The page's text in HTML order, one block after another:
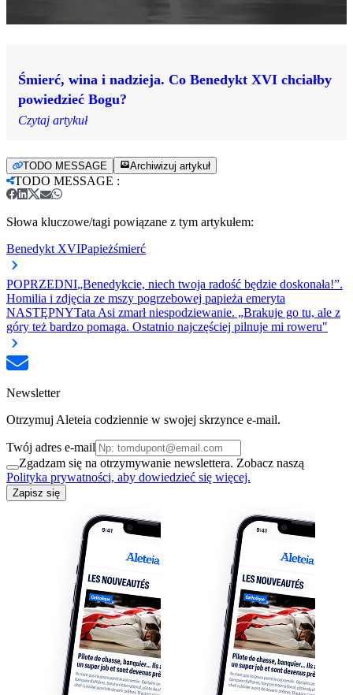
Śmierć, wina i nadzieja. Co Benedykt XVI chciałby
powiedzieć Bogu?
Czytaj artykuł
TODO MESSAGE Archiwizuj artykuł
TODO MESSAGE :
Słowa kluczowe/tagi powiązane z tym artykułem:
Benedykt XVIPapieżśmierć
POPRZEDNI„Benedykcie, niech twoja radość będzie doskonała!”.
Homilia i zdjęcia ze mszy pogrzebowej papieża emeryta
NASTĘPNYTata Asi zmarł niespodziewanie. „Brakuje go tu, ale z
góry też bardzo pomaga. Ostatnio najczęściej pilnuje mi roweru"
Newsletter
Otrzymuj Aleteia codziennie w swojej skrzynce e-mail.
Twój adres e-mail
Zgadzam się na otrzymywanie newslettera. Zobacz naszą
Polityka prywatności, aby dowiedzieć się więcej.
Zapisz się